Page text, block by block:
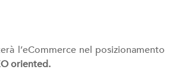
l’eCommerce nel posizionamento
oriented.
Ci
le tue